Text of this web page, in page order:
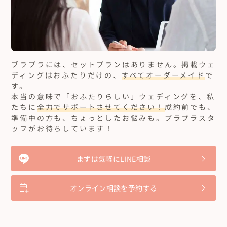
ブラプラには、セットプランはありません。掲載ウェ
ディングはおふたりだけの、 すべてオーダーメイドで
す。
本当の意味で「おふたりらしい」ウェディングを、私
たちに 全力でサポートさせてください！成約前でも、
準備中の方も、ちょっとしたお悩みも。ブラプラスタ
ッフがお待ちしています！
まずは気軽にLINE相談
オンライン相談を予約する